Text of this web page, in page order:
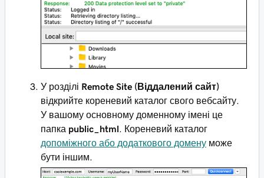
У розділі Remote Site (Віддалений сайт)
відкрийте кореневий каталог свого вебсайту.
У вашому основному доменному імені це
папка public_html . Кореневий каталог
допоміжного або додаткового домену може
бути іншим.